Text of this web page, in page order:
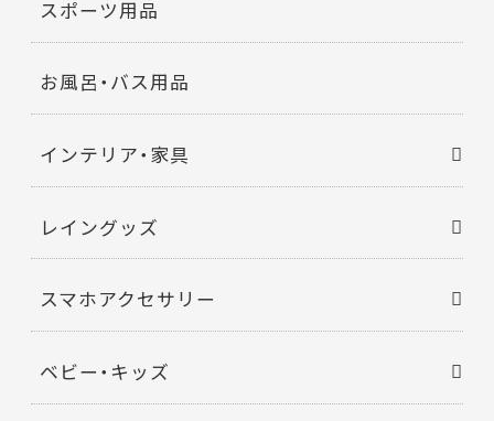
スポーツ用品
お風呂・バス用品
インテリア・家具
レイングッズ
スマホアクセサリー
ベビー・キッズ